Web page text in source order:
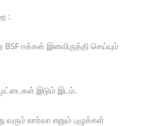
:
ஈக்கள் இனவிருத்தி செய்யும்
இடும் இடம்.
வரும் லார்வா எனும் புழுக்கள்